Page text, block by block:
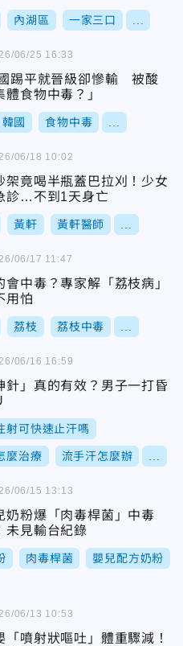
內湖區 一家三口
踢平就晉級卻慘輸 被酸
體食物中毒？」
韓國 食物中毒
06/25 16:33
架竟喝半瓶蓋巴拉刈！少女
診…不到1天身亡
黃軒 黃軒醫師
06/18 10:02
會中毒？專家解「荔枝病」
用怕
荔枝 荔枝中毒
06/17 11:47
針」真的有效？男子一打昏
射可快速止汗嗎
麼治療 流手汗怎麼辦
06/16 16:59
奶粉爆「肉毒桿菌」中毒
未見輸台紀錄
肉毒桿菌 嬰兒配方奶粉
06/15 13:13
「噴射狀嘔吐」體重驟減！
06/13 10:53